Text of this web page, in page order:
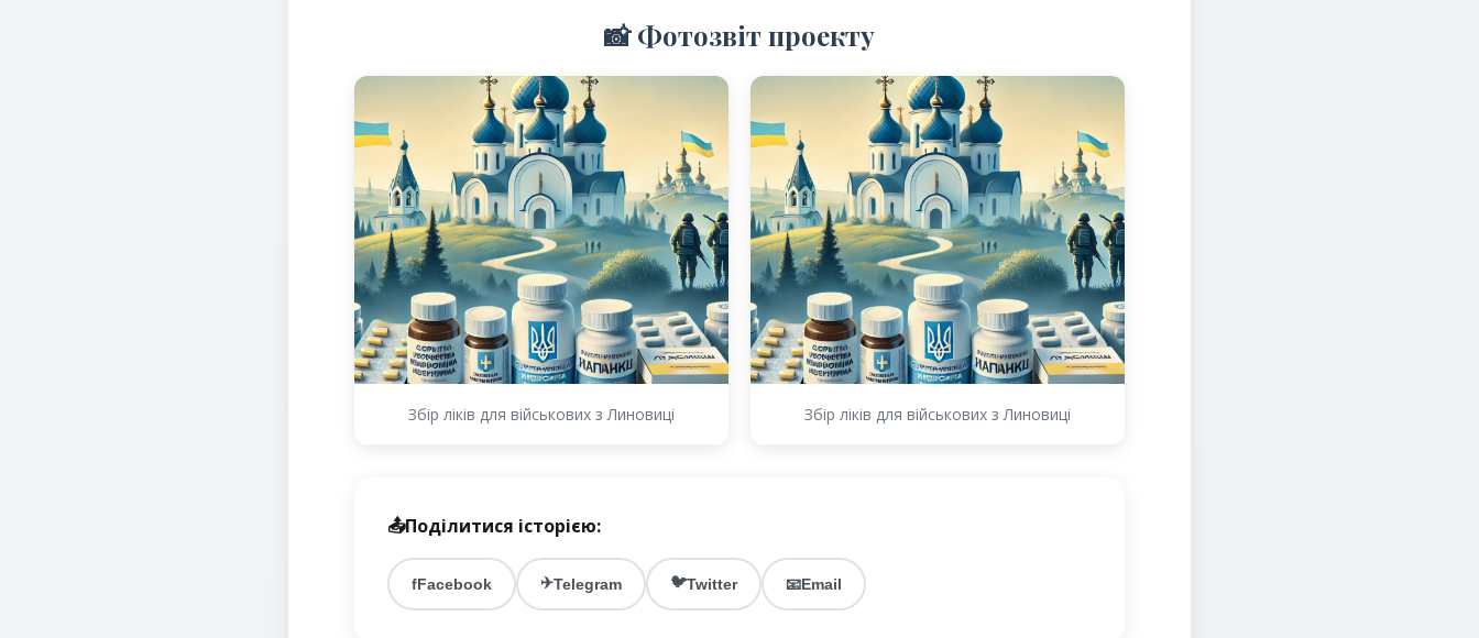
📸 Фотозвіт проекту
Збір ліків для військових з Линовиці Збір ліків для військових з Линовиці
📤Поділитися історією:
fFacebook ✈️Telegram 🐦Twitter 📧Email